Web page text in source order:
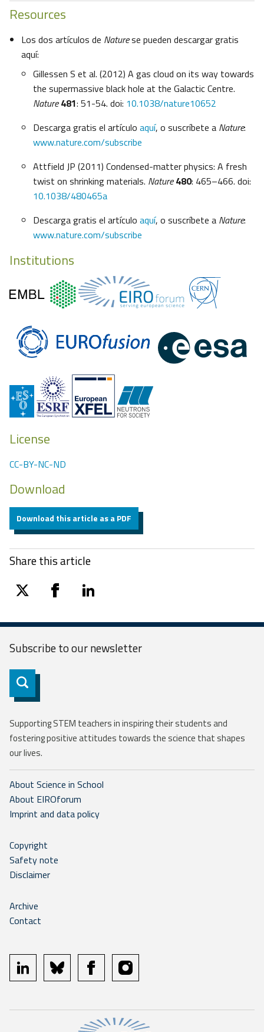
Resources
Los dos artículos de Naturese pueden descargar gratis
aquí:
Gillessen S et al. (2012) A gas cloud on its way towards
the supermassive black hole at the Galactic Centre.
Nature 481: 51-54. doi: 10.1038/nature10652
Descarga gratis el artículo aquí, o suscríbete a Nature:
www.nature.com/subscribe
Attfield JP (2011) Condensed-matter physics: A fresh
twist on shrinking materials. Nature 480: 465–466. doi:
10.1038/480465a
Descarga gratis el artículo aquí, o suscríbete a Nature:
www.nature.com/subscribe
Institutions
License
CC-BY-NC-ND
Download
Download this article as a PDF
Share this article
twitter facebooklinkedin
Subscribe to ournewsletter
Subscribe
Supporting STEM teachers in inspiring their students and
fostering positive attitudes towards the science that shapes
our lives.
About Science in School
About EIROforum
Imprint and data policy
Copyright
Safety note
Disclaimer
Archive
Contact
linkedin bluesky facebookinstagram